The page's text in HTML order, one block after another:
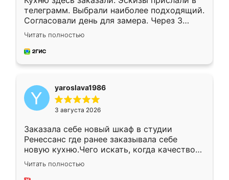
телеграмм. Выбрали наиболее подходящий.
Согласовали день для замера. Через 3
недели кухня была уже готова. Остались
довольны работой. Спасибо Ренессанс
мебель за качественную работу!
Читать полностью
yaroslava1986
3 августа 2026
Заказала себе новый шкаф в студии
Ренессанс где ранее заказывала себе
новую кухню.Чего искать, когда качеством
вполне довольна. Служит кухня уже почти
два года, нареканий нет.
Читать полностью